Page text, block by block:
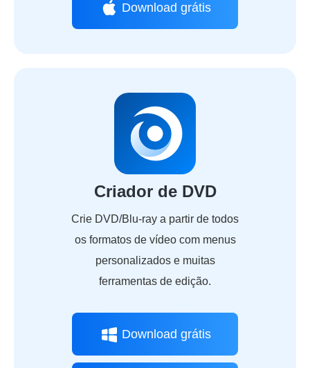
Download grátis
Criador de DVD
Crie DVD/Blu-ray a partir de todos
os formatos de vídeo com menus
personalizados e muitas
ferramentas de edição.
Download grátis